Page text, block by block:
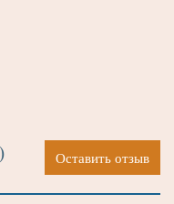
Оставить отзыв